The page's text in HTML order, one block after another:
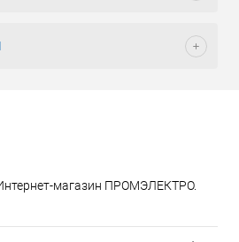
магазин ПРОМЭЛЕКТРО.